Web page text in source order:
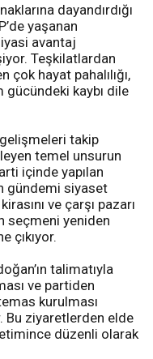
dayandırdığı
yaşanan
avantaj
Teşkilatlardan
çok hayat pahalılığı,
gücündeki kaybı dile
takip
temel unsurun
içinde yapılan
gündemi siyaset
ve çarşı pazarı
seçmeni yeniden
çıkıyor.
talimatıyla
ve partiden
kurulması
Bu ziyaretlerden elde
düzenli olarak